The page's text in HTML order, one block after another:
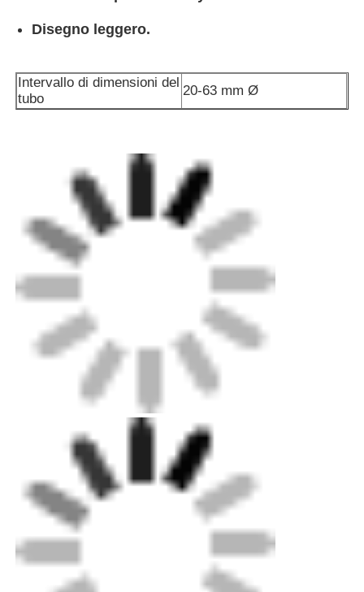
Disegno leggero.
Intervallo di dimensioni del
tubo
20-63 mm Ø